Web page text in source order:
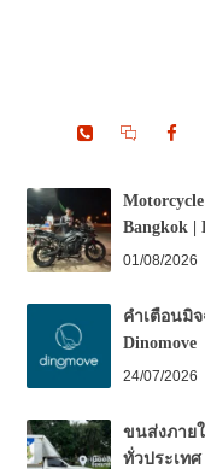
RECENT POSTS
Bangkok |
01/08/2026
คำเตือนมิจ
Dinomove
24/07/2026
ขนส่งภาย
ทั่วประเทศ